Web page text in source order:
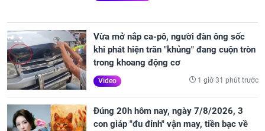
Vừa mở nắp ca-pô, người đàn ông sốc
khi phát hiện trăn "khủng" đang cuộn tròn
trong khoang động cơ
Video 1 giờ 31 phút trước
Đúng 20h hôm nay, ngày 7/8/2026, 3
con giáp "đu đỉnh" vận may, tiền bạc về